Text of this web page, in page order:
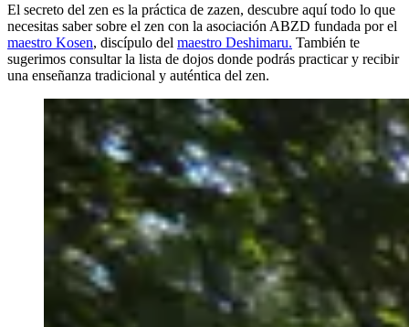
El secreto del zen es la práctica de zazen, descubre aquí todo lo que
necesitas saber sobre el zen con la asociación ABZD fundada por el
maestro Kosen, discípulo del maestro Deshimaru. También te
sugerimos consultar la lista de dojos donde podrás practicar y recibir
una enseñanza tradicional y auténtica del zen.